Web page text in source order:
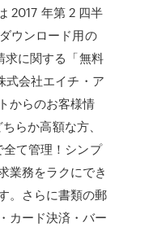
2017 年第 2 四半
ウンロード用の
求に関する「無料
式会社エイチ・ア
からのお客様情
らか高額な方、
て管理！シンプ
業務をラクにでき
。さらに書類の郵
カード決済・バー